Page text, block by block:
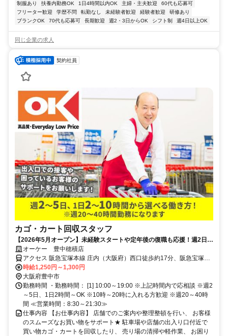
制服あり 扶養内勤務OK 1日4時間以内OK 主婦・主夫歓迎
60代も応募可
フリーター歓迎
学歴不問 転勤なし 未経験者歓迎 経験者歓迎
研修あり
ブランクOK
70代も応募可 長期歓迎 週2・3日からOK シフト制 週4日以上OK
同じ企業の求人
契約社員
カゴ・カート回収スタッフ
【2026年5月オープン】未経験スタートや定年後の復職も応援！週2日～
自分のペースでOK♪
オーケー 豊中穂積店
アクセス 阪急宝塚本線 庄内（大阪府）西口徒歩約17分、阪急宝塚本
線 服部天神出入口1徒歩約17分、阪急宝塚本線 曽根（大阪府）徒歩
約23分
時給1,250円～1,300円
大阪府豊中市
勤務時間 ・勤務時間： [1] 10:00～19:00 ※上記時間内で応相談 ※週2
～5日、1日2時間～OK ※10時～20時に入れる方歓迎 ※週20～40時
間 ≪営業時間：8:30～21:30≫
仕事内容 【お仕事内容】 店舗でのご案内や整理整頓を行い、 お客様
のスムーズなお買い物をサポート★ 駐車場や店舗の出入り口付近で
買い物カゴ・カートを回収したり、 売り場の清掃や軽作業、 お困り